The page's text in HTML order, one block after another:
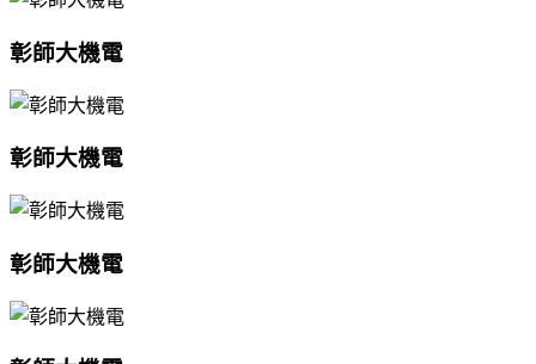
彰師大機電
彰師大機電
彰師大機電